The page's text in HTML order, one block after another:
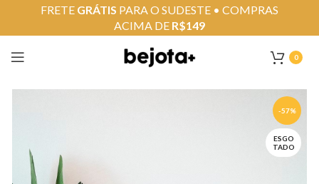
0
-57%
ESGO
TADO
FRETE GRÁTIS PARA O SUDESTE • COMPRAS
ACIMA DE R$149